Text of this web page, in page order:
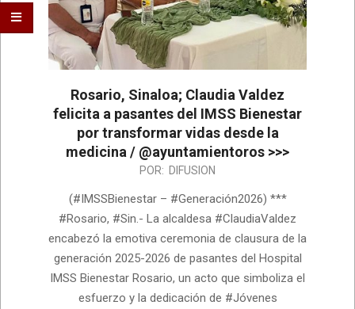
Rosario, Sinaloa; Claudia Valdez
felicita a pasantes del IMSS Bienestar
por transformar vidas desde la
medicina / @ayuntamientoros >>>
POR: DIFUSION
(#IMSSBienestar – #Generación2026) ***
#Rosario, #Sin.- La alcaldesa #ClaudiaValdez
encabezó la emotiva ceremonia de clausura de la
generación 2025-2026 de pasantes del Hospital
IMSS Bienestar Rosario, un acto que simboliza el
esfuerzo y la dedicación de #Jóvenes